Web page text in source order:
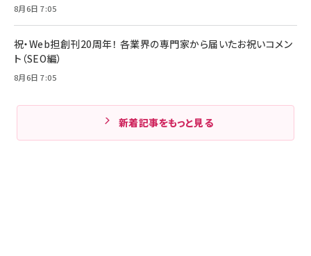
8月6日 7:05
祝・Web担創刊20周年！ 各業界の専門家から届いたお祝いコメン
ト（SEO編）
8月6日 7:05
新着記事をもっと見る